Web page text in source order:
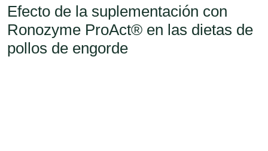
Efecto de la suplementación con
Ronozyme ProAct® en las dietas de
pollos de engorde